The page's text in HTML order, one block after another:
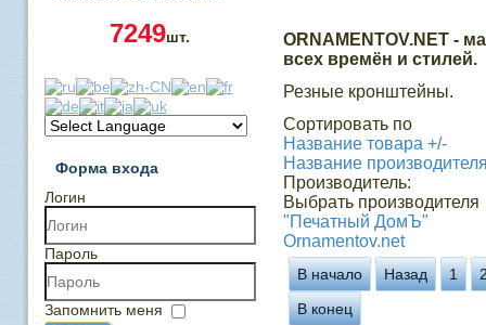
7249шт.
Форма входа
Логин
Пароль
Запомнить меня
ORNAMENTOV.NET -
всех времён и стилей.
Резные кронштейны.
Сортировать по
Название товара +/-
Название
Производитель:
Выбрать производителя
"Печатный ДомЪ"
Ornamentov.net
В начало Назад 1
В конец